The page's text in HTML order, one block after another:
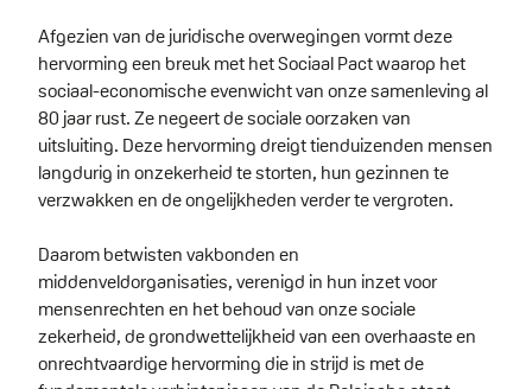
Afgezien van de juridische overwegingen vormt deze
hervorming een breuk met het Sociaal Pact waarop het
sociaal-economische evenwicht van onze samenleving al
80 jaar rust. Ze negeert de sociale oorzaken van
uitsluiting. Deze hervorming dreigt tienduizenden mensen
langdurig in onzekerheid te storten, hun gezinnen te
verzwakken en de ongelijkheden verder te vergroten.
Daarom betwisten vakbonden en
middenveldorganisaties, verenigd in hun inzet voor
mensenrechten en het behoud van onze sociale
zekerheid, de grondwettelijkheid van een overhaaste en
onrechtvaardige hervorming die in strijd is met de